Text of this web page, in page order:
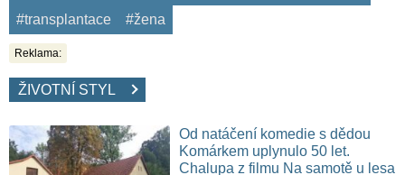
#transplantace
#žena
Reklama:
ŽIVOTNÍ STYL
Od natáčení komedie s dědou
Komárkem uplynulo 50 let.
Chalupa z filmu Na samotě u lesa